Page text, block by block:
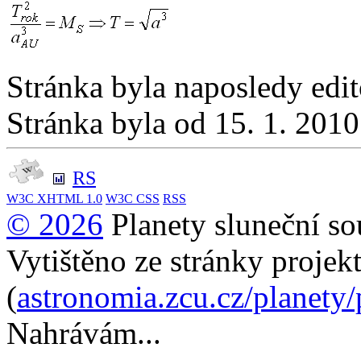
Stránka byla naposledy
Stránka byla od 15. 1.
RS
W3C XHTML 1.0 W3C CSS RSS
© 2026 Planety sluneční
Vytištěno ze stránky
(astronomia.zcu.cz/
Nahrávám...